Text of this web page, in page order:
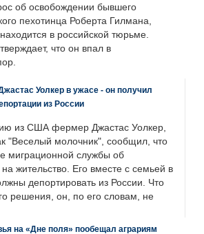
об освобождении бывшего
пехотинца Роберта Гилмана,
в российской тюрьме.
что он впал в
Уолкер в ужасе - он получил
из России
из США фермер Джастас Уолкер,
"Веселый молочник", сообщил, что
миграционной службы об
жительство. Его вместе с семьей в
депортировать из России. Что
решения, он, по его словам, не
на «Дне поля» пообещал аграриям